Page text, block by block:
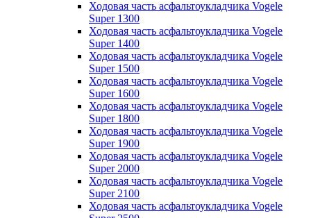
Ходовая часть асфальтоукладчика Vogele
Super 1300
Ходовая часть асфальтоукладчика Vogele
Super 1400
Ходовая часть асфальтоукладчика Vogele
Super 1500
Ходовая часть асфальтоукладчика Vogele
Super 1600
Ходовая часть асфальтоукладчика Vogele
Super 1800
Ходовая часть асфальтоукладчика Vogele
Super 1900
Ходовая часть асфальтоукладчика Vogele
Super 2000
Ходовая часть асфальтоукладчика Vogele
Super 2100
Ходовая часть асфальтоукладчика Vogele